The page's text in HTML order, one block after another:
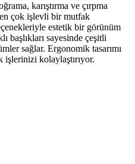
karıştırma ve çırpma
çok işlevli bir mutfak
estetik bir görünüm
başlıkları sayesinde çeşitli
sağlar. Ergonomik tasarımı
kolaylaştırıyor.